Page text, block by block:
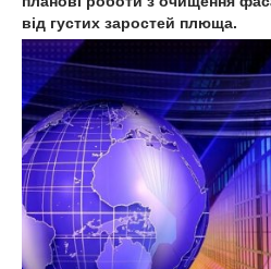
від густих заростей плюща.